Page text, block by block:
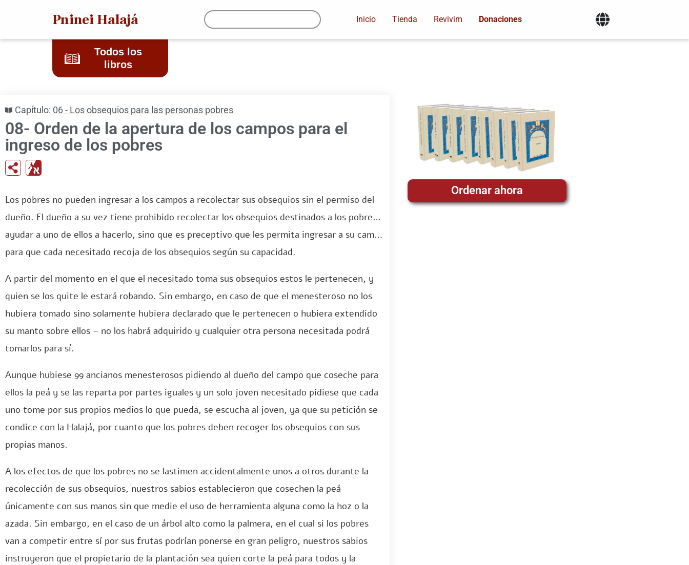
Pninei Halajá Inicio Tienda Revivim Donaciones
Todos los
libros
Capítulo: 06 - Los obsequios para las personas pobres
08- Orden de la apertura de los campos para el
ingreso de los pobres
en
Los pobres no pueden ingresar a los campos a recolectar sus obsequios sin el permiso del
dueño. El dueño a su vez tiene prohibido recolectar los obsequios destinados a los pobres o
ayudar a uno de ellos a hacerlo, sino que es preceptivo que les permita ingresar a su campo
para que cada necesitado recoja de los obsequios según su capacidad.
A partir del momento en el que el necesitado toma sus obsequios estos le pertenecen, y
quien se los quite le estará robando. Sin embargo, en caso de que el menesteroso no los
hubiera tomado sino solamente hubiera declarado que le pertenecen o hubiera extendido
su manto sobre ellos – no los habrá adquirido y cualquier otra persona necesitada podrá
tomarlos para sí.
Aunque hubiese 99 ancianos menesterosos pidiendo al dueño del campo que coseche para
ellos la peá y se las reparta por partes iguales y un solo joven necesitado pidiese que cada
uno tome por sus propios medios lo que pueda, se escucha al joven, ya que su petición se
condice con la Halajá, por cuanto que los pobres deben recoger los obsequios con sus
propias manos.
A los efectos de que los pobres no se lastimen accidentalmente unos a otros durante la
recolección de sus obsequios, nuestros sabios establecieron que cosechen la peá
únicamente con sus manos sin que medie el uso de herramienta alguna como la hoz o la
azada. Sin embargo, en el caso de un árbol alto como la palmera, en el cual si los pobres
van a competir entre sí por sus frutas podrían ponerse en gran peligro, nuestros sabios
instruyeron que el propietario de la plantación sea quien corte la peá para todos y la
Ordenar ahora